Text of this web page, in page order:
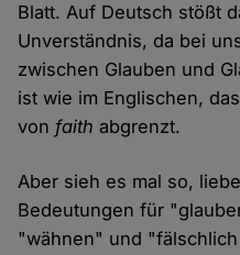
Blatt. Auf Deutsch stößt
Unverständnis, da bei
zwischen Glauben und
ist wie im Englischen,
von faith abgrenzt.
Aber sieh es mal so,
Bedeutungen für
"wähnen" und